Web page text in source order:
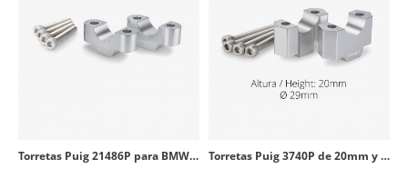
Torretas Puig 21486P para BMW M1000 XR (24-26), S1000 XR (20-26) en Plateado Torretas Puig 3740P de 20mm y 29mm de diámetro en Plateado